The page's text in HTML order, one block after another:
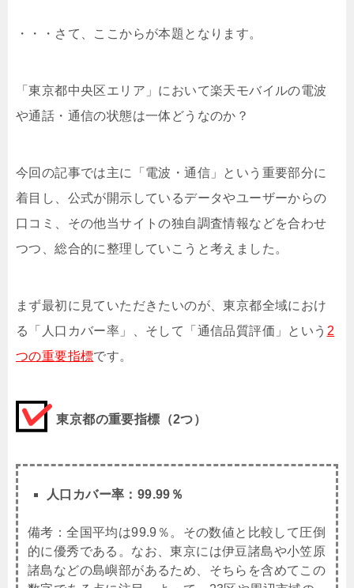
・・・さて、ここからが本題となります。
「東京都中央区エリア 」において楽天モバイルの電波
や通話・通信の状態は一体どうなのか？
今回の記事では主に「電波・通信」という重要部分に
着目し、公式が開示しているデータやユーザーからの
口コミ、その他当サイトの独自調査情報などを合わせ
つつ、総合的に整理していこうと考えました。
まず最初に見ていただきたいのが、東京都全域におけ
る「人口カバー率」、そして「通信品質評価」という 2
つの重要指標です。
東京都の重要指標（2つ）
人口カバー率：99.99％
備考：全国平均は99.9％。その数値と比較して圧倒
的に優秀である。なお、東京には伊豆諸島や小笠原
諸島などの島嶼部があるため、そちらを含めてこの